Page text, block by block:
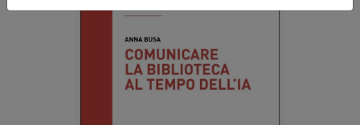
Sfoglia la lista completa